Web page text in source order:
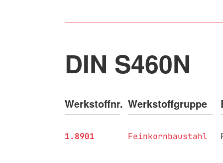
DIN S460N
Werkstoffnr. Werkstoffgruppe
1.8901 Feinkornbaustahl